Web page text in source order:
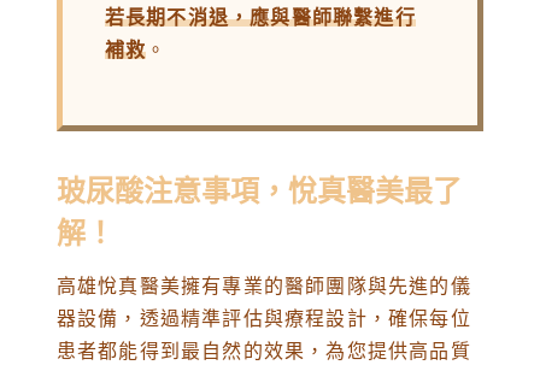
若長期不消退，應與醫師聯繫進行
補救 。
玻尿酸注意事項，悅真醫美最了
解！
高雄悅真醫美擁有專業的醫師團隊與先進的儀
器設備，透過精準評估與療程設計，確保每位
患者都能得到最自然的效果，為您提供高品質